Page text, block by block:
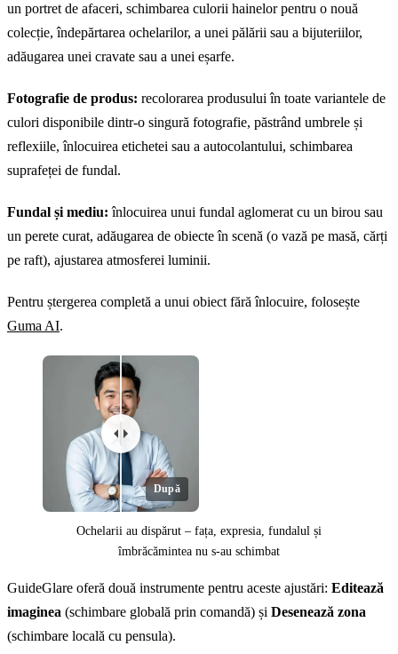
un portret de afaceri, schimbarea culorii hainelor pentru o nouă
colecție, îndepărtarea ochelarilor, a unei pălării sau a bijuteriilor,
adăugarea unei cravate sau a unei eșarfe.
Fotografie de produs: recolorarea produsului în toate variantele de
culori disponibile dintr-o singură fotografie, păstrând umbrele și
reflexiile, înlocuirea etichetei sau a autocolantului, schimbarea
suprafeței de fundal.
Fundal și mediu: înlocuirea unui fundal aglomerat cu un birou sau
un perete curat, adăugarea de obiecte în scenă (o vază pe masă, cărți
pe raft), ajustarea atmosferei luminii.
Pentru ștergerea completă a unui obiect fără înlocuire, folosește
Guma AI.
După
Ochelarii au dispărut – fața, expresia, fundalul și
îmbrăcămintea nu s-au schimbat
GuideGlare oferă două instrumente pentru aceste ajustări: Editează
imaginea (schimbare globală prin comandă) și Desenează zona
(schimbare locală cu pensula).